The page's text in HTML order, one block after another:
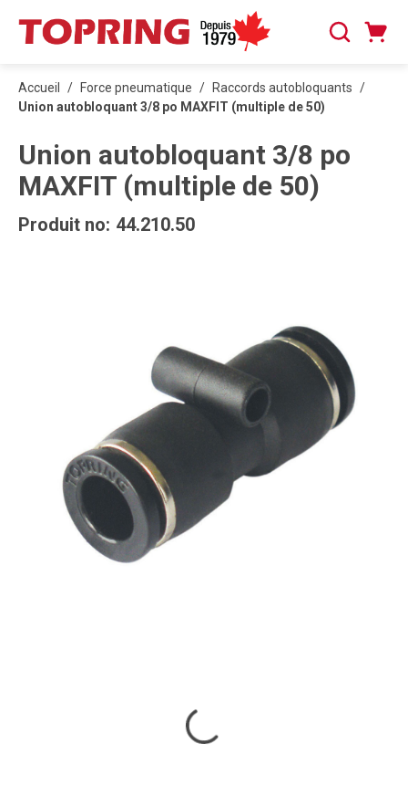
PASSER AU CONTENU PRINCIPAL
Recherche
Accueil / Force pneumatique / Raccords autobloquants /
Union autobloquant 3/8 po MAXFIT (multiple de 50)
Union autobloquant 3/8 po
MAXFIT (multiple de 50)
Produit no: 44.210.50